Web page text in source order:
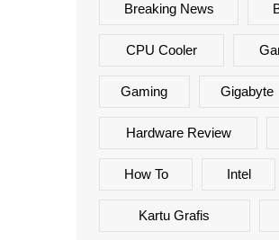
Breaking News
CPU Cooler
Gaming Gigabyte
Hardware Review
How To Intel
Kartu Grafis